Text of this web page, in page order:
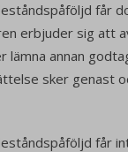
får
erbjuder sig att
lämna annan
sker genast
får